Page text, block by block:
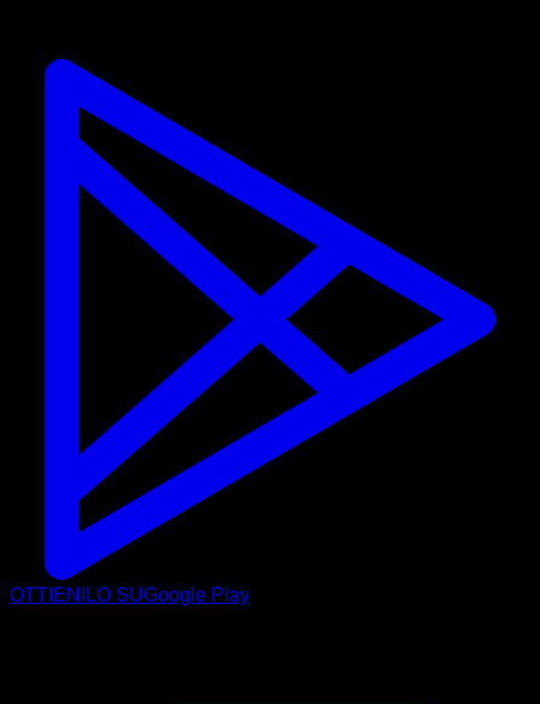
OTTIENILO SUGoogle Play